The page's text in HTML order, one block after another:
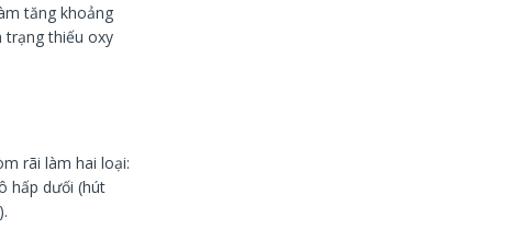
tăng khoảng
trạng thiếu oxy
rãi làm hai loại:
hấp dưối (hút